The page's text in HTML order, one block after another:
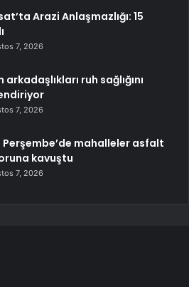
Arazi Anlaşmazlığı: 15
7, 2026
arkadaşlıkları ruh sağlığını
7, 2026
Perşembe’de mahalleler asfalt
kavuştu
7, 2026